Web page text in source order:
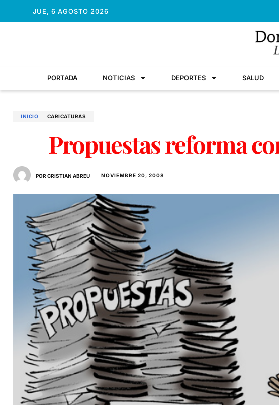
JUE, 6 AGOSTO 2026
PORTADA NOTICIAS DEPORTES SALUD
INICIO CARICATURAS
Propuestas reforma
POR CRISTIAN ABREU NOVIEMBRE 20, 2008